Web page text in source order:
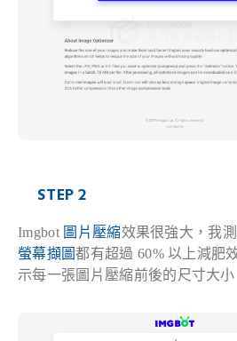
STEP 2
Imgbot 圖片壓縮效果很強大，我
螢幕擷圖都有超過 60% 以上減肥
示每一張圖片壓縮前後的尺寸大小